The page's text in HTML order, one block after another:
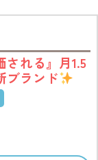
される』月1.5
ブランド